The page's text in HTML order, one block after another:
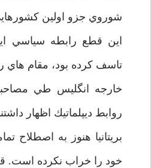
شوروي جزو اولين
اين قطع رابطه سياسي
تاسف كرده بود، مقام
خارجه انگليس طي
روابط ديپلماتيك اظهار
بريتانيا هنوز به
خود را خراب نكرده است.